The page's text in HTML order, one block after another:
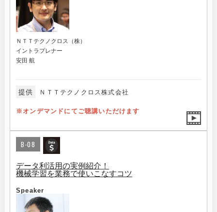
ＮＴＴテクノクロス（株）
イントラプレナー
安田 航
提供 ＮＴＴテクノクロス株式会社
※オンデマンドにてご聴講いただけます
B-08
データ利活用の実例紹介！
機械学習を業務で使いこなすコツ
Speaker